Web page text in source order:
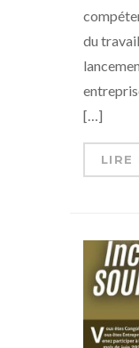
du
[…]
LIRE